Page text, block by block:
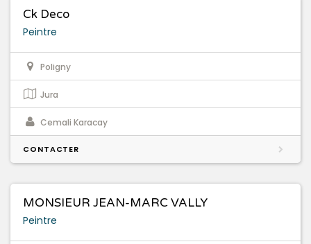
Ck Deco
Peintre
Poligny
Jura
Cemali Karacay
CONTACTER
MONSIEUR JEAN-MARC VALLY
Peintre